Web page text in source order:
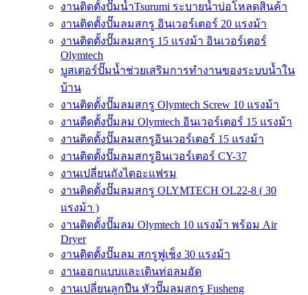
งานติดตั้งปั๊มน้ำTsurumi ระบายน้ำบ่อโหลดสินค้า
งานติดตั้งปั๊มลมสกรู อินเวอร์เตอร์ 20 แรงม้า
งานติดตั้งปั๊มลมสกรู 15 แรงม้า อินเวอร์เตอร์
Olymtech
บูสเตอร์ปั๊มน้ำช่วยเสริมการทำงานของระบบน้ำใน
บ้าน
งานติดตั้งปั๊มลมสกรู Olymtech Screw 10 แรงม้า
งานตืดตั้งปั๊มลม Olymtech อินเวอร์เตอร์ 15 แรงม้า
งานติดตั้งปั๊มลมสกรูอินเวอร์เตอร์ 15 แรงม้า
งานติดตั้งปั๊มลมสกรูอินเวอร์เตอร์ CY-37
งานเปลี่ยนถังไดอะแฟรม
งานติดตั้งปั๊มลมสกรู OLYMTECH OL22-8 ( 30
แรงม้า )
งานติดตั้งปั๊มลม Olymtech 10 แรงม้า พร้อม Air
Dryer
งานติดตั้งปั๊มลม สกรูฟูเช็ง 30 แรงม้า
งานออกแบบและเดินท่อลมอัด
งานเปลี่ยนลูกปืน หัวปั๊มลมสกรู Fusheng